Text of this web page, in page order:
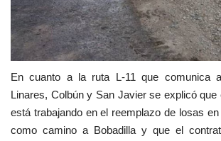
En cuanto a la ruta L-11 que comunica
Linares, Colbún y San Javier se explicó que
está trabajando en el reemplazo de losas
como camino a Bobadilla y que el